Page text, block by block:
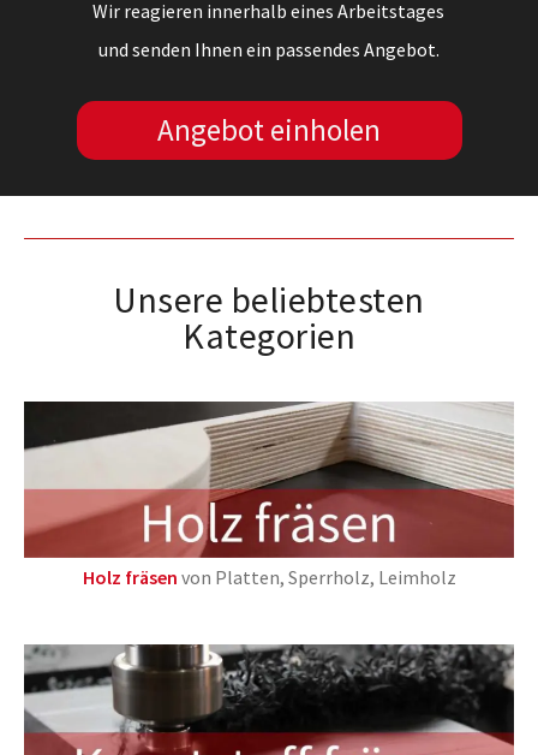
Wir reagieren innerhalb eines Arbeitstages
und senden Ihnen ein passendes Angebot.
Angebot einholen
Holz fräsen von Platten, Sperrholz, Leimholz
Unsere beliebtesten
Kategorien